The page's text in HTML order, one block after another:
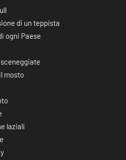
di un teppista
ogni Paese
mosto
laziali